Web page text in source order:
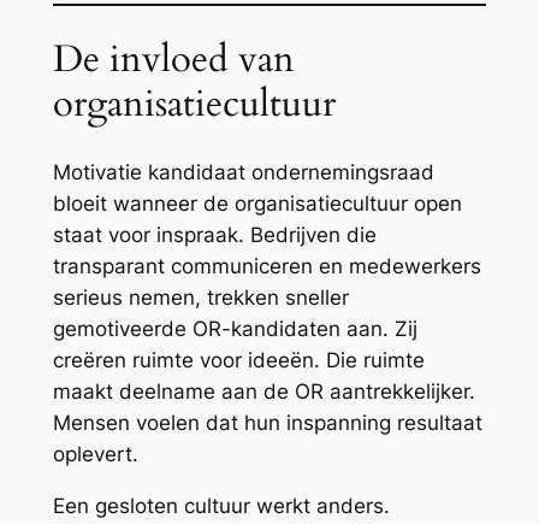
De invloed van
organisatiecultuur
Motivatie kandidaat ondernemingsraad
bloeit wanneer de organisatiecultuur open
staat voor inspraak. Bedrijven die
transparant communiceren en medewerkers
serieus nemen, trekken sneller
gemotiveerde OR-kandidaten aan. Zij
creëren ruimte voor ideeën. Die ruimte
maakt deelname aan de OR aantrekkelijker.
Mensen voelen dat hun inspanning resultaat
oplevert.
Een gesloten cultuur werkt anders.